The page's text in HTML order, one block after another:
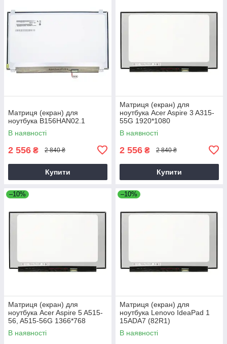
Матриця (екран) для
ноутбука B156HAN02.1
В наявності
2 556 ₴ 2 840 ₴
Купити
Матриця (екран) для
ноутбука Acer Aspire 3 A315-
55G 1920*1080
В наявності
2 556 ₴ 2 840 ₴
Купити
–10%
Матриця (екран) для
ноутбука Acer Aspire 5 A515-
56, A515-56G 1366*768
1920*1080
В наявності
–10%
Матриця (екран) для
ноутбука Lenovo IdeaPad 1
15ADA7 (82R1)
В наявності